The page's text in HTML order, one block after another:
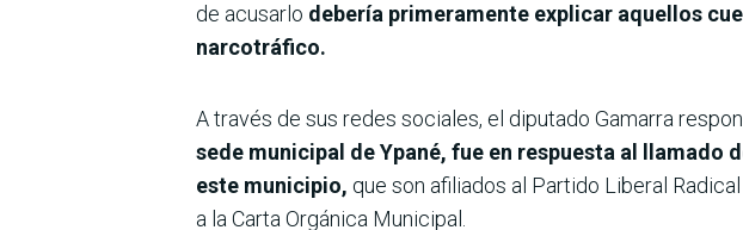
de acusarlo debería primeramente explicar aquellos
narcotráfico.
A través de sus redes sociales, el diputado Gamarra
sede municipal de Ypané, fue en respuesta al
este municipio, que son afiliados al Partido Liberal
a la Carta Orgánica Municipal.